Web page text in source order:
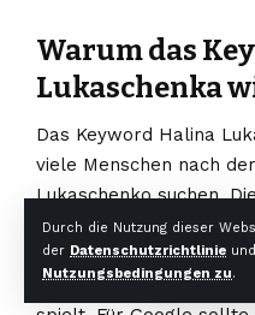
Durch die Nutzung dieser
der Datenschutzrichtlinie und
Nutzungsbedingungen zu.
Warum das
Lukaschenka
Das Keyword Halina
viele Menschen nach
Lukaschenko suchen.
biografisch: Leser
noch verheiratet ist,
man sie kaum sieht und